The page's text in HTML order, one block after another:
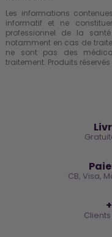
Les informations
informatif et ne
professionnel de la
notamment en cas de
ne sont pas des
traitement. Produits
CB, Visa,